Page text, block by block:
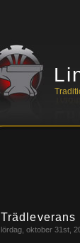
Trädleverans
lördag, oktober 31st,